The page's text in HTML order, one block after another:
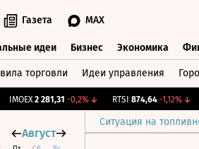
Газета MAX
идеи Бизнес Экономика
торговли Идеи управления
IMOEX 2 281,31 -0,2%↓ RTSI 874,64 -1,12%↓
Ситуация на
Август